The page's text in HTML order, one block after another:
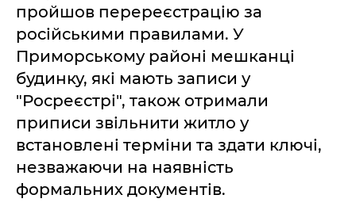
пройшов перереєстрацію за
російськими правилами. У
Приморському районі мешканці
будинку, які мають записи у
"Росреєстрі", також отримали
приписи звільнити житло у
встановлені терміни та здати ключі,
незважаючи на наявність
формальних документів.